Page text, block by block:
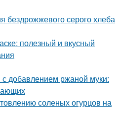
бездрожжевого серого хлеба
полезный и вкусный
с добавлением ржаной муки:
соленых огурцов на